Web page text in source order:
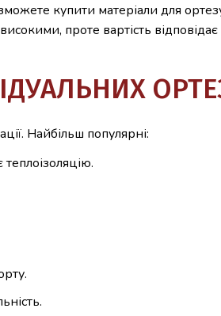
купити матеріали для
проте вартість відповідає
Найбільш популярні: